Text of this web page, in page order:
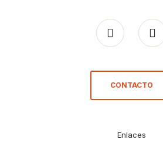
CONTACTO
Enlaces